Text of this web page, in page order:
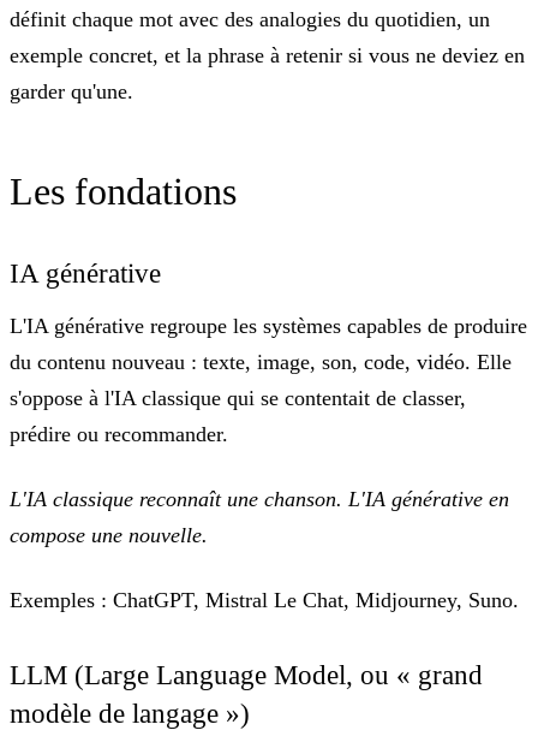
définit chaque mot avec des analogies du quotidien, un
exemple concret, et la phrase à retenir si vous ne deviez en
garder qu'une.
Les fondations
IA générative
L'IA générative regroupe les systèmes capables de produire
du contenu nouveau : texte, image, son, code, vidéo. Elle
s'oppose à l'IA classique qui se contentait de classer,
prédire ou recommander.
L'IA classique reconnaît une chanson. L'IA générative en
compose une nouvelle.
Exemples : ChatGPT, Mistral Le Chat, Midjourney, Suno.
LLM (Large Language Model, ou « grand
modèle de langage »)